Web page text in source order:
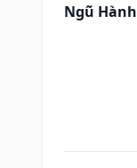
Ngũ Hành